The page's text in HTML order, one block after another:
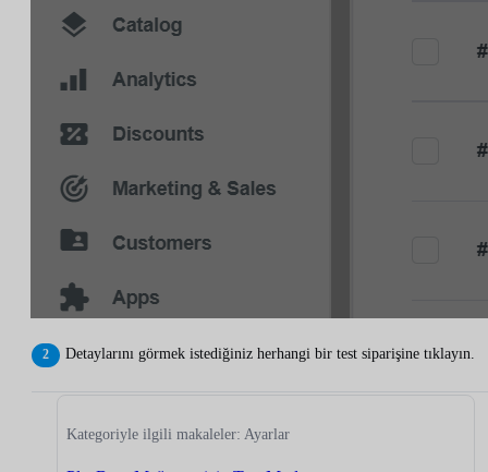
Detaylarını görmek istediğiniz herhangi bir test siparişine tıklayın.
Kategoriyle ilgili makaleler: Ayarlar